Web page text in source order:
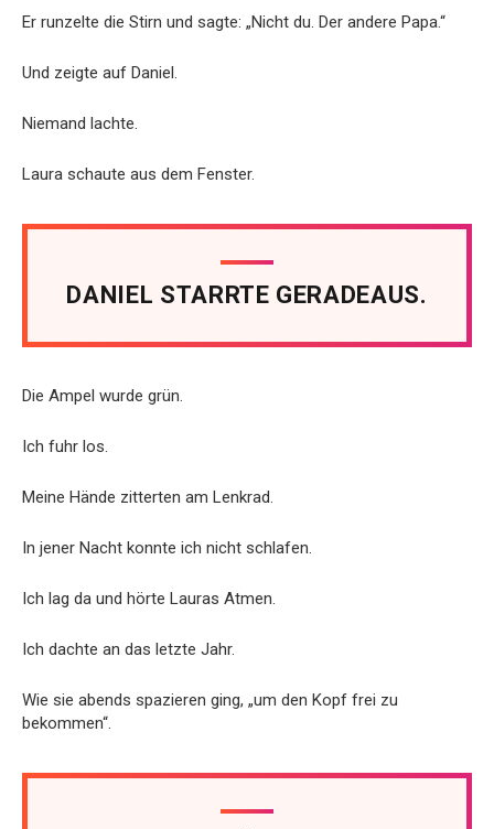
Er runzelte die Stirn und sagte: „Nicht du. Der andere Papa.“
Und zeigte auf Daniel.
Niemand lachte.
Laura schaute aus dem Fenster.
DANIEL STARRTE GERADEAUS.
Die Ampel wurde grün.
Ich fuhr los.
Meine Hände zitterten am Lenkrad.
In jener Nacht konnte ich nicht schlafen.
Ich lag da und hörte Lauras Atmen.
Ich dachte an das letzte Jahr.
Wie sie abends spazieren ging, „um den Kopf frei zu
bekommen“.